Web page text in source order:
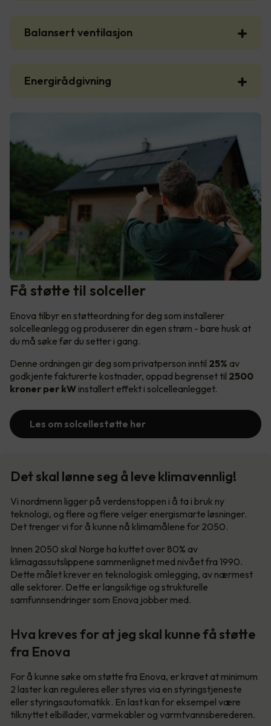
Balansert ventilasjon
Energirådgivning
Få støtte til solceller
Enova tilbyr en støtteordning for deg som installerer
solcelleanlegg og produserer din egen strøm - bare husk at
du må søke før du setter i gang.
Denne ordningen gir deg som privatperson inntil 25% av
godkjente fakturerte kostnader, oppad begrenset til 2500
kroner per kW installert effekt i solcelleanlegget.
Les om solcellestøtte her
Det skal lønne seg å leve klimavennlig!
Vi nordmenn ligger på verdenstoppen i å ta i bruk ny
teknologi, og flere og flere velger energismarte løsninger.
Det trenger vi for å kunne nå klimamålene for 2050.
Innen 2050 skal Norge ha kuttet over 80% av
klimagassutslippene sammenlignet med nivået fra 1990.
Dette målet krever en teknologisk omlegging, av nærmest
alle sektorer. Dette er langsiktige og strukturelle
samfunnsendringer som Enova jobber med.
Hva kreves for at jeg skal kunne få støtte
fra Enova
For å kunne søke om støtte fra Enova, er kravet at minimum
2 laster kan reguleres eller styres via en styringstjeneste
eller styringsautomatikk. En last kan for eksempel være
tilknyttet elbillader, varmekabler og varmtvannsberederen.